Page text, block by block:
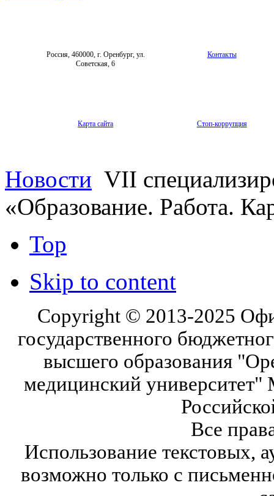
Россия, 460000, г. Оренбург, ул.
Советская, 6
Контакты
Карта сайта Стоп-коррупция
Новости VII
«Образование. Работа.
Top
Skip to content
Copyright © 2013-2025
государственного
высшего образования
медицинский университет"
Все
Использование текстовых,
возможно только с